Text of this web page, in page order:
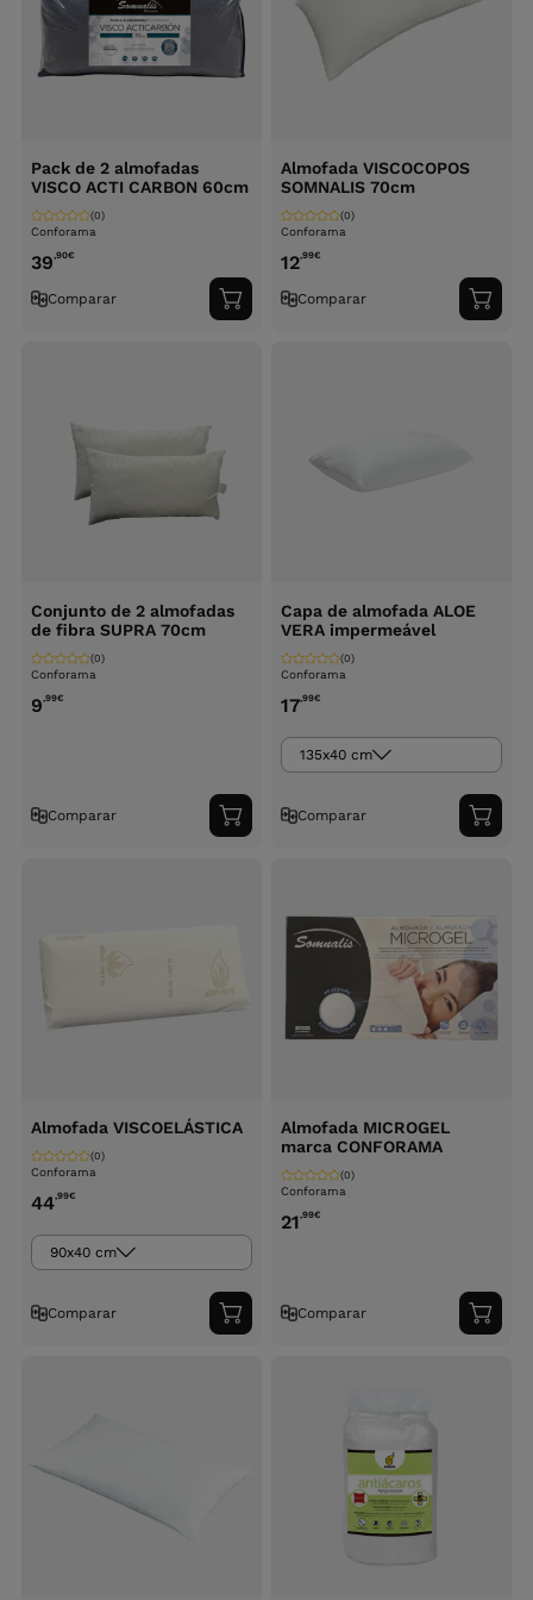
Pack de 2 almofadas
VISCO ACTI CARBON 60cm
Conforama
(0)
39,90€
Comparar
Adicionar
ao
Almofada VISCOCOPOS
SOMNALIS 70cm
Conforama
(0)
12,99€
Comparar
ao
Conjunto de 2 almofadas
de fibra SUPRA 70cm
Conforama
(0)
9,99€
Comparar
Adicionar
ao
Capa de almofada ALOE
VERA impermeável
Conforama
(0)
17,99€
135x40 cm
Comparar
ao
Almofada VISCOELÁSTICA
Conforama
(0)
44,99€
90x40 cm
Comparar
Adicionar
ao
Almofada MICROGEL
marca CONFORAMA
Conforama
(0)
21,99€
Comparar
ao